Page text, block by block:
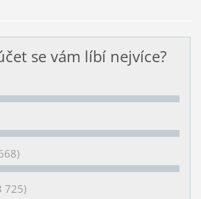
se vám líbí nejvíce?
725)